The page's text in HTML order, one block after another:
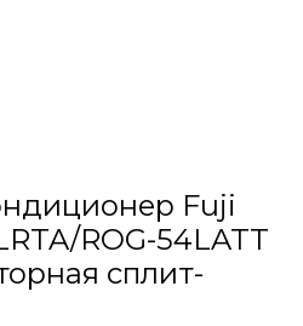
Fuji
ROG-54LATT
сплит-